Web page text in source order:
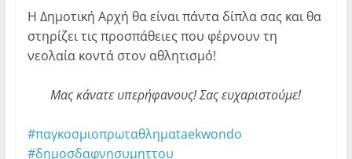
Η Δημοτική Αρχή θα είναι πάντα δίπλα σας και θα
στηρίζει τις προσπάθειες που φέρνουν τη
νεολαία κοντά στον αθλητισμό!
Μας κάνατε υπερήφανους!Σας ευχαριστούμε!
#παγκοσμιοπρωταθλημαtaekwondo
#δημοσδαφνησυμηττου